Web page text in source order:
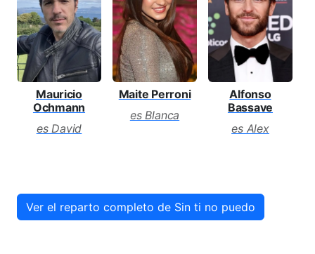
Mauricio
Ochmann
es David
Maite Perroni
es Blanca
Alfonso
Bassave
es Alex
Ver el reparto completo de Sin ti no puedo